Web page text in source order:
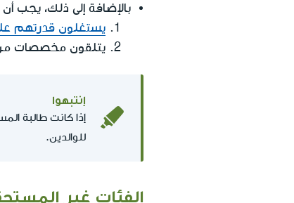
بالإضافة إلى ذلك، يجب
يستغلون قدرتهم
يتلقون مخصصات من
إنتبهوا
للوالدين.
الفئات غير